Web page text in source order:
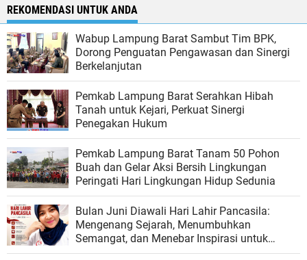
REKOMENDASI UNTUK ANDA
Wabup Lampung Barat Sambut Tim BPK,
Dorong Penguatan Pengawasan dan Sinergi
Berkelanjutan
Pemkab Lampung Barat Serahkan Hibah
Tanah untuk Kejari, Perkuat Sinergi
Penegakan Hukum
Pemkab Lampung Barat Tanam 50 Pohon
Buah dan Gelar Aksi Bersih Lingkungan
Peringati Hari Lingkungan Hidup Sedunia
Bulan Juni Diawali Hari Lahir Pancasila:
Mengenang Sejarah, Menumbuhkan
Semangat, dan Menebar Inspirasi untuk
Indonesia